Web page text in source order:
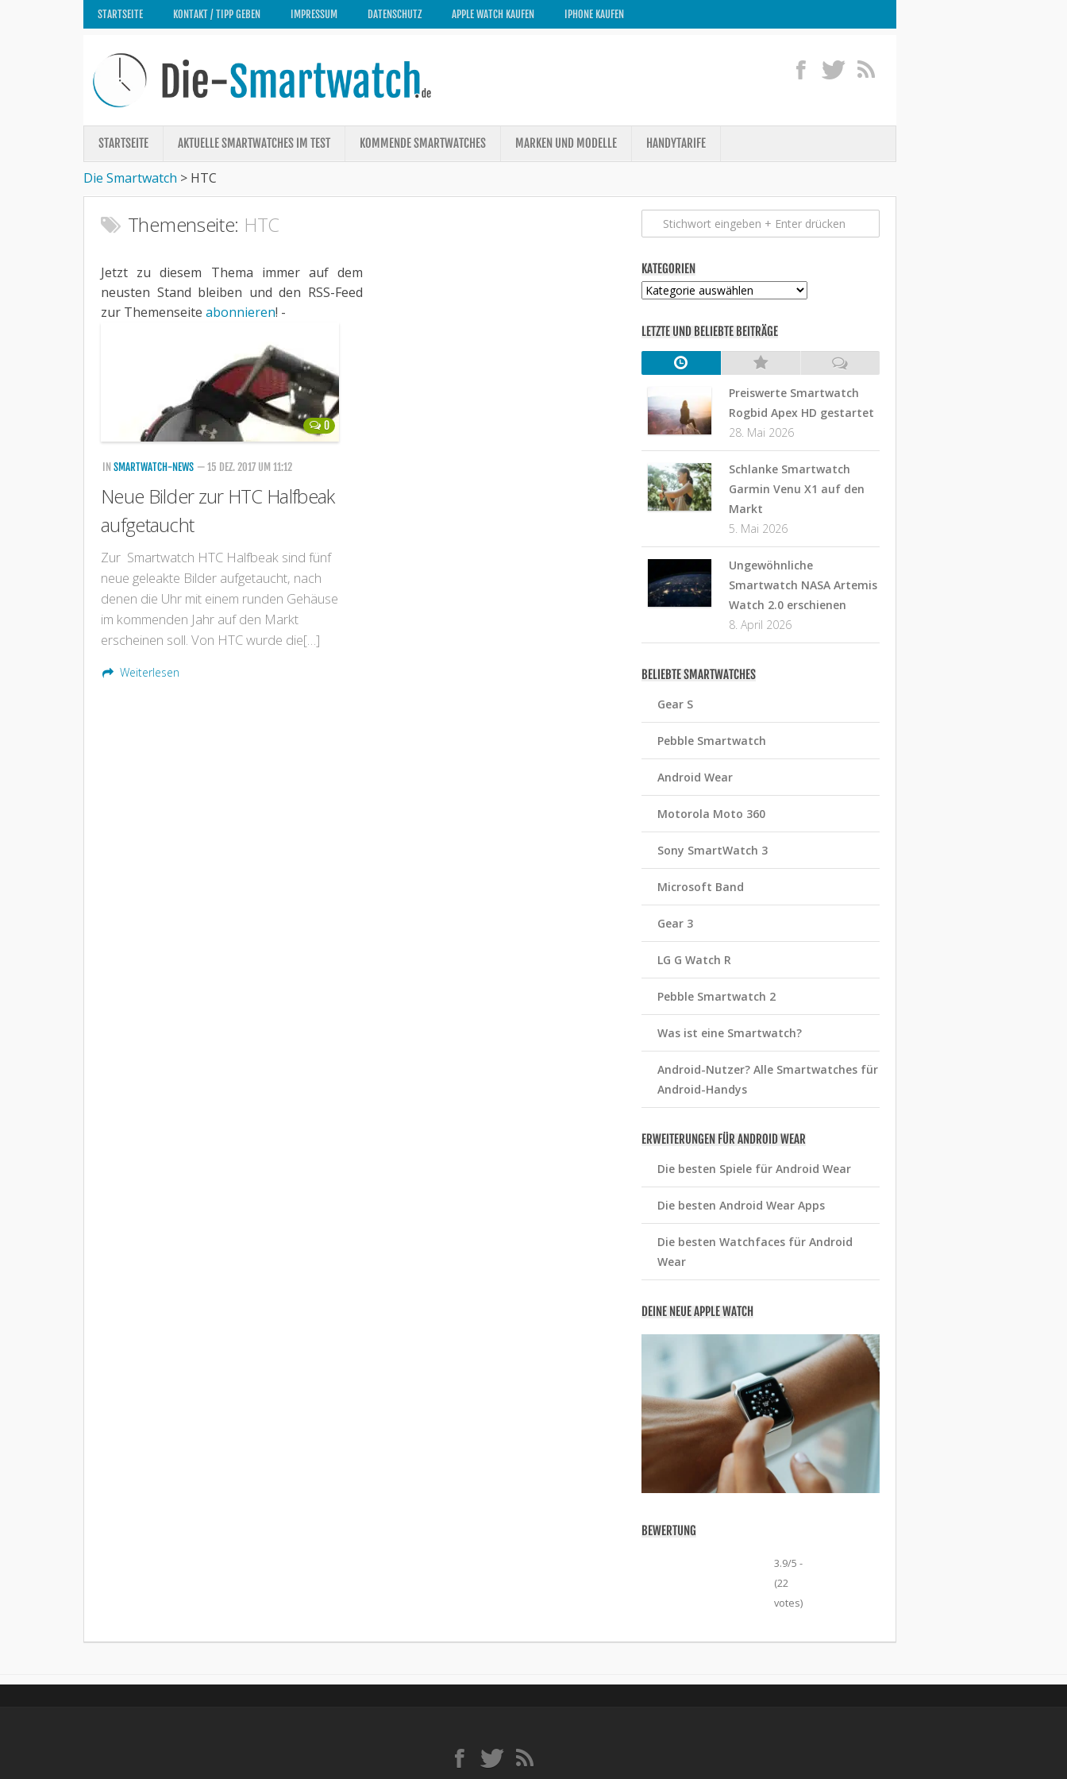
STARTSEITE KONTAKT / TIPP GEBEN IMPRESSUM DATENSCHUTZ APPLE WATCH KAUFEN IPHONE KAUFEN
STARTSEITE AKTUELLE SMARTWATCHES IM TEST KOMMENDE SMARTWATCHES MARKEN UND MODELLE HANDYTARIFE
Die Smartwatch > HTC
Themenseite: HTC
Jetzt zu diesem Thema immer auf dem
neusten Stand bleiben und den RSS-Feed
zur Themenseite abonnieren! -
0
IN SMARTWATCH-NEWS — 15 DEZ. 2017 UM 11:12
Neue Bilder zur HTC Halfbeak
aufgetaucht
Zur Smartwatch HTC Halfbeak sind fünf
neue geleakte Bilder aufgetaucht, nach
denen die Uhr mit einem runden Gehäuse
im kommenden Jahr auf den Markt
erscheinen soll. Von HTC wurde die[…]
Weiterlesen
KATEGORIEN
Kategorien
LETZTE UND BELIEBTE BEITRÄGE
Preiswerte Smartwatch
Rogbid Apex HD gestartet
28. Mai 2026
Schlanke Smartwatch
Garmin Venu X1 auf den
Markt
5. Mai 2026
Ungewöhnliche
Smartwatch NASA Artemis
Watch 2.0 erschienen
8. April 2026
BELIEBTE SMARTWATCHES
Gear S
Pebble Smartwatch
Android Wear
Motorola Moto 360
Sony SmartWatch 3
Microsoft Band
Gear 3
LG G Watch R
Pebble Smartwatch 2
Was ist eine Smartwatch?
Android-Nutzer? Alle Smartwatches für
Android-Handys
ERWEITERUNGEN FÜR ANDROID WEAR
Die besten Spiele für Android Wear
Die besten Android Wear Apps
Die besten Watchfaces für Android
Wear
DEINE NEUE APPLE WATCH
BEWERTUNG
3.9/5 -
(22
votes)